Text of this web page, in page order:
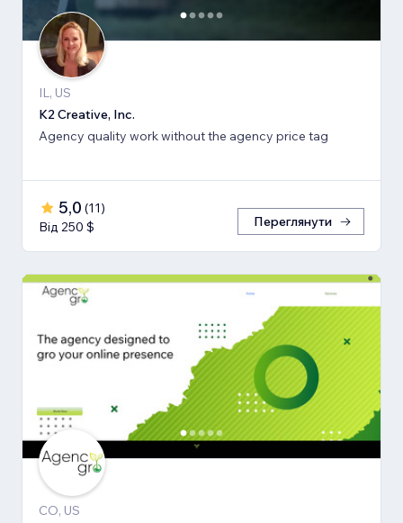
IL, US
K2 Creative, Inc.
Agency quality work without the agency price tag
5,0 (11)
Від 250 $
Переглянути
CO, US